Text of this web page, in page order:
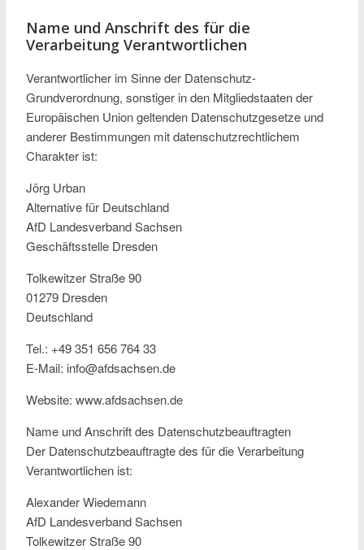
Name und Anschrift des für die
Verarbeitung Verantwortlichen
Verantwortlicher im Sinne der Datenschutz-
Grundverordnung, sonstiger in den Mitgliedstaaten der
Europäischen Union geltenden Datenschutzgesetze und
anderer Bestimmungen mit datenschutzrechtlichem
Charakter ist:
Jörg Urban
Alternative für Deutschland
AfD Landesverband Sachsen
Geschäftsstelle Dresden
Tolkewitzer Straße 90
01279 Dresden
Deutschland
Tel.: +49 351 656 764 33
E-Mail: info@afdsachsen.de
Website: www.afdsachsen.de
Name und Anschrift des Datenschutzbeauftragten
Der Datenschutzbeauftragte des für die Verarbeitung
Verantwortlichen ist:
Alexander Wiedemann
AfD Landesverband Sachsen
Tolkewitzer Straße 90